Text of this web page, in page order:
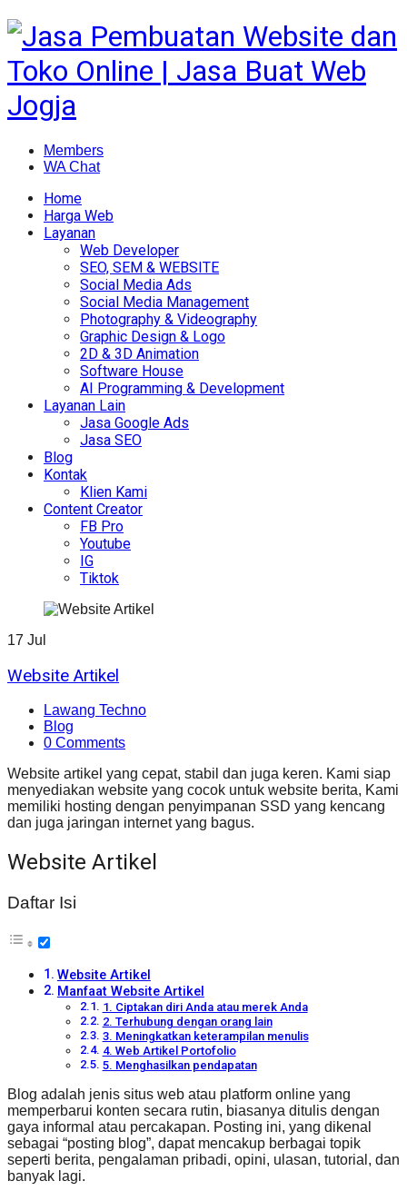
Members
WA Chat
Home
Harga Web
Layanan
Web Developer
SEO, SEM & WEBSITE
Social Media Ads
Social Media Management
Photography & Videography
Graphic Design & Logo
2D & 3D Animation
Software House
AI Programming & Development
Layanan Lain
Jasa Google Ads
Jasa SEO
Blog
Kontak
Klien Kami
Content Creator
FB Pro
Youtube
IG
Tiktok
17 Jul
Website Artikel
Lawang Techno
Blog
0 Comments
Website artikel yang cepat, stabil dan juga keren. Kami siap
menyediakan website yang cocok untuk website berita, Kami
memiliki hosting dengan penyimpanan SSD yang kencang
dan juga jaringan internet yang bagus.
Website Artikel
Daftar Isi
Website Artikel
Manfaat Website Artikel
1. Ciptakan diri Anda atau merek Anda
2. Terhubung dengan orang lain
3. Meningkatkan keterampilan menulis
4. Web Artikel Portofolio
5. Menghasilkan pendapatan
Blog adalah jenis situs web atau platform online yang
memperbarui konten secara rutin, biasanya ditulis dengan
gaya informal atau percakapan. Posting ini, yang dikenal
sebagai “posting blog”, dapat mencakup berbagai topik
seperti berita, pengalaman pribadi, opini, ulasan, tutorial, dan
banyak lagi.